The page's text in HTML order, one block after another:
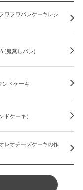
ワフワパンケーキレシ
(鬼蒸しパン)
ンドケーキ
ドケーキ）
レオチーズケーキの作